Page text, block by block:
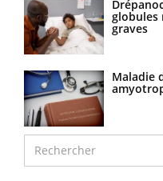
globules
graves
Maladie